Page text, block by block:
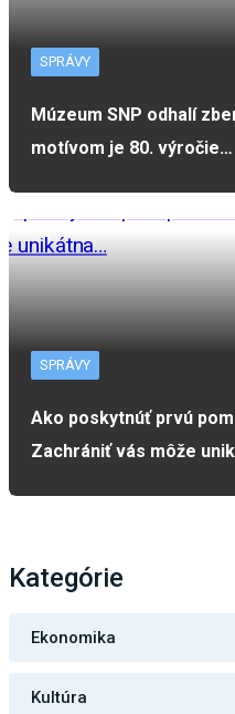
SPRÁVY
Múzeum SNP odhalí
motívom je 80. výročie…
SPRÁVY
Ako poskytnúť prvú
Zachrániť vás môže
Kategórie
Ekonomika
Kultúra